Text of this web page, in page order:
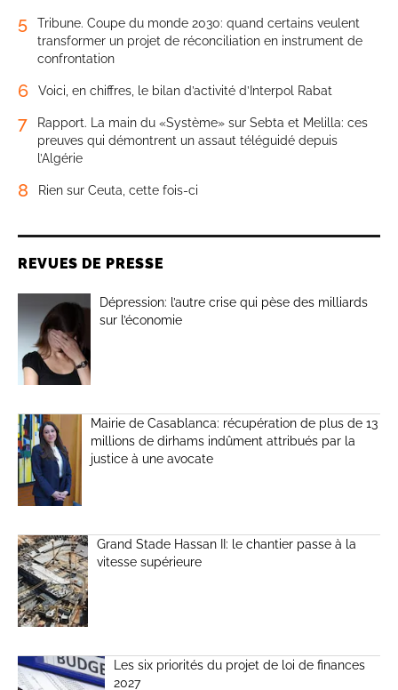
5
Tribune. Coupe du monde 2030: quand certains veulent
transformer un projet de réconciliation en instrument de
confrontation
6 Voici, en chiffres, le bilan d’activité d’Interpol Rabat
7
Rapport. La main du «Système» sur Sebta et Melilla: ces
preuves qui démontrent un assaut téléguidé depuis
l’Algérie
8 Rien sur Ceuta, cette fois-ci
REVUES DE PRESSE
Dépression: l’autre crise qui pèse des milliards
sur l’économie
Mairie de Casablanca: récupération de plus de 13
millions de dirhams indûment attribués par la
justice à une avocate
Grand Stade Hassan II: le chantier passe à la
vitesse supérieure
Les six priorités du projet de loi de finances
2027